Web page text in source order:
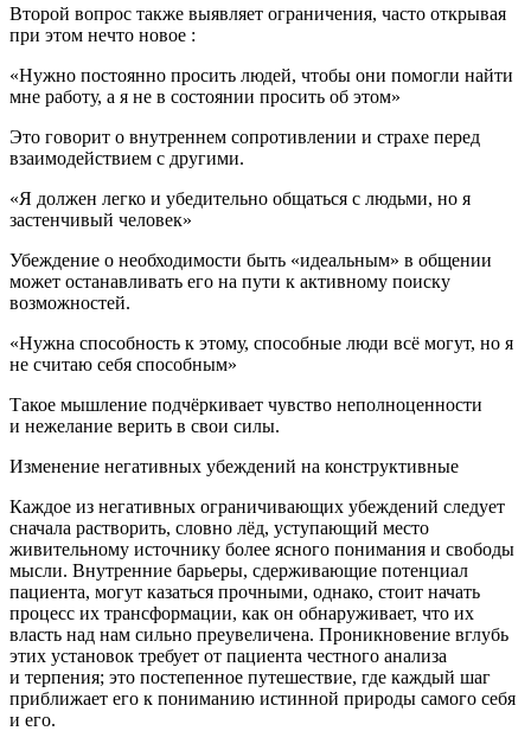
Второй вопрос также выявляет ограничения, часто открывая
при этом нечто новое :
«Нужно постоянно просить людей, чтобы они помогли найти
мне работу, а я не в состоянии просить об этом»
Это говорит о внутреннем сопротивлении и страхе перед
взаимодействием с другими.
«Я должен легко и убедительно общаться с людьми, но я
застенчивый человек»
Убеждение о необходимости быть «идеальным» в общении
может останавливать его на пути к активному поиску
возможностей.
«Нужна способность к этому, способные люди всё могут, но я
не считаю себя способным»
Такое мышление подчёркивает чувство неполноценности
и нежелание верить в свои силы.
Изменение негативных убеждений на конструктивные
Каждое из негативных ограничивающих убеждений следует
сначала растворить, словно лёд, уступающий место
живительному источнику более ясного понимания и свободы
мысли. Внутренние барьеры, сдерживающие потенциал
пациента, могут казаться прочными, однако, стоит начать
процесс их трансформации, как он обнаруживает, что их
власть над нам сильно преувеличена. Проникновение вглубь
этих установок требует от пациента честного анализа
и терпения; это постепенное путешествие, где каждый шаг
приближает его к пониманию истинной природы самого себя
и его.